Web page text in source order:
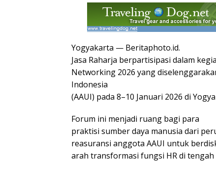
Yogyakarta — Beritaphoto.id.
Jasa Raharja berpartisipasi dalam
Networking 2026 yang
Indonesia
(AAUI) pada 8–10 Januari 2026 di
Forum ini menjadi ruang bagi para
praktisi sumber daya manusia dari
reasuransi anggota AAUI untuk
arah transformasi fungsi HR di